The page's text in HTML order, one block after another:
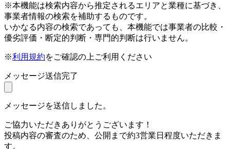
※本機能は検索内容から推定されるエリアと業種に基づき、
事業者情報の検索を補助するものです。
いかなる内容の検索であっても、本機能では事業者の比較・
優劣評価・断定的判断・専門的判断は行いません。
※利用規約をご確認の上ご利用ください
メッセージ送信完了
メッセージを送信しました。
ご協力いただきありがとうございます！
投稿内容の審査のため、公開まで約3営業日程度いただきま
す。